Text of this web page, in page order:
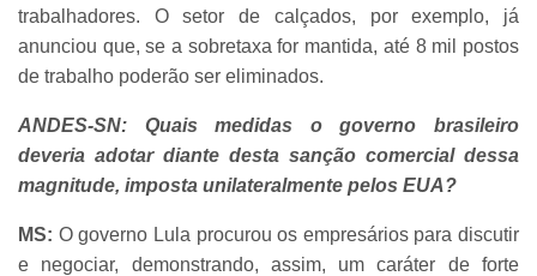
trabalhadores. O setor de calçados, por exemplo, já
anunciou que, se a sobretaxa for mantida, até 8 mil postos
de trabalho poderão ser eliminados.
ANDES-SN: Quais medidas o governo brasileiro
deveria adotar diante desta sanção comercial dessa
magnitude, imposta unilateralmente pelos EUA?
MS: O governo Lula procurou os empresários para discutir
e negociar, demonstrando, assim, um caráter de forte